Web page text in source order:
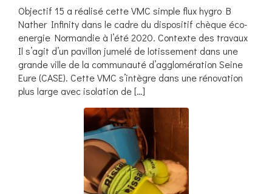
Objectif 15 a réalisé cette VMC simple flux hygro B
Nather Infinity dans le cadre du dispositif chèque éco-
energie Normandie à l’été 2020. Contexte des travaux
Il s’agit d’un pavillon jumelé de lotissement dans une
grande ville de la communauté d’agglomération Seine
Eure (CASE). Cette VMC s’intègre dans une rénovation
plus large avec isolation de […]